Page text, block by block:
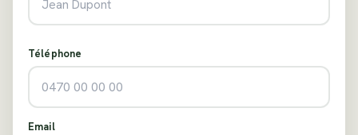
Téléphone
Email